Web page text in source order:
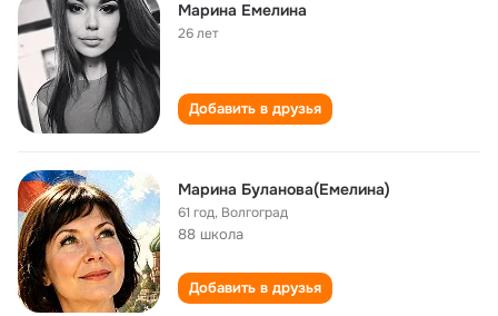
Марина Емелина
26 лет
Добавить в друзья
Марина Буланова(Емелина)
61 год, Волгоград
88 школа
Добавить в друзья